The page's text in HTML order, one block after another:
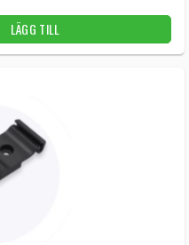
LÄGG TILL